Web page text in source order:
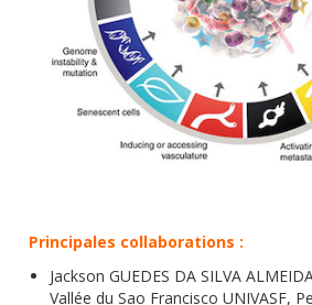
Principales collaborations :
Jackson GUEDES DA SILVA
Vallée du Sao Francisco UNIVASF,